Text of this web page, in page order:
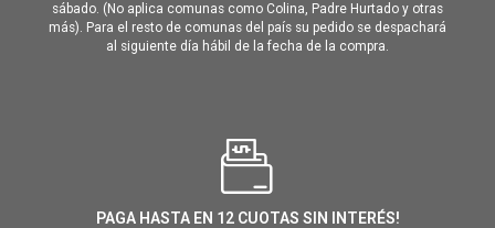
sábado. (No aplica comunas como Colina, Padre Hurtado y otras
más). Para el resto de comunas del país su pedido se despachará
al siguiente día hábil de la fecha de la compra.
PAGA HASTA EN 12 CUOTAS SIN INTERÉS!